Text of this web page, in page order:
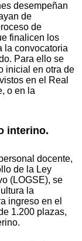
desempeñan
de
de
finalicen los
la convocatoria
Para ello se
inicial en otra de
en el Real
o en la
interino.
docente,
de la Ley
(LOGSE), se
la
ingreso en el
1.200 plazas,